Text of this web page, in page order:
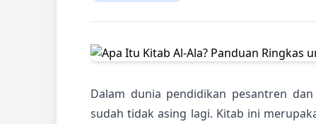
Dalam dunia pendidikan pesantren
sudah tidak asing lagi. Kitab ini